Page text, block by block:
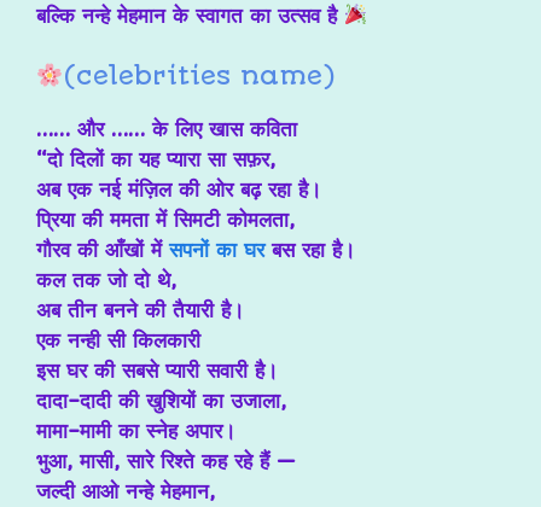
बल्कि नन्हे मेहमान के स्वागत का उत्सव है
(celebrities name)
…… और …… के लिए खास कविता
“दो दिलों का यह प्यारा सा सफ़र,
अब एक नई मंज़िल की ओर बढ़ रहा है।
प्रिया की ममता में सिमटी कोमलता,
गौरव की आँखों मेंसपनों का घरबस रहा है।
कल तक जो दो थे,
अब तीन बनने की तैयारी है।
एक नन्ही सी किलकारी
इस घर की सबसे प्यारी सवारी है।
दादा-दादी की खुशियों का उजाला,
मामा-मामी का स्नेह अपार।
भुआ, मासी, सारे रिश्ते कह रहे हैं —
जल्दी आओ नन्हे मेहमान,